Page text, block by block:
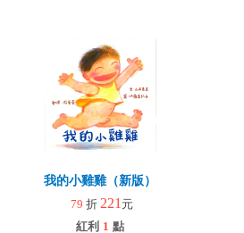
我的小雞雞（新版）
79 折 221 元
紅利 1 點